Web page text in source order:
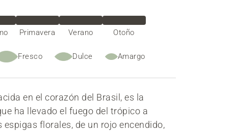
Primavera Verano Otoño
Fresco Dulce Amargo
en el corazón del Brasil, es la
ha llevado el fuego del trópico a
espigas florales, de un rojo encendido,